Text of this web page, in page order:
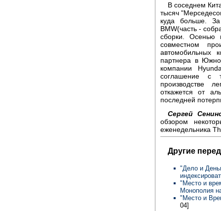
В соседнем
тысяч
куда больше.
BMW(часть -
сборки. Осенью
совместном
автомобильных
партнера в
компании
соглашение с
производстве
откажется от
последней
Сергей
обзором
еженедельника
Другие
"Дело и
"Место и
Монополия
"Место и
04]